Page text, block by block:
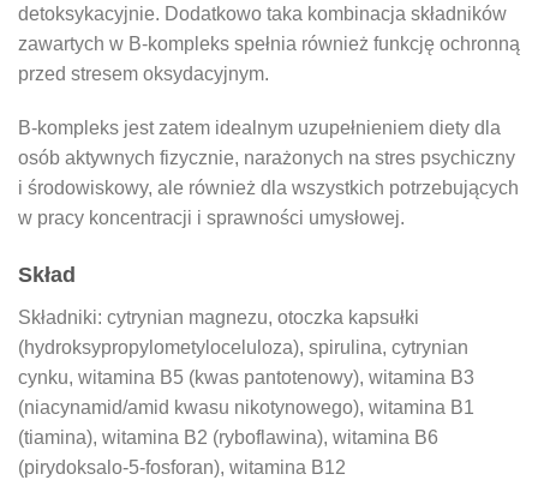
detoksykacyjnie. Dodatkowo taka kombinacja składników
zawartych w B-kompleks spełnia również funkcję ochronną
przed stresem oksydacyjnym.
B-kompleks jest zatem idealnym uzupełnieniem diety dla
osób aktywnych fizycznie, narażonych na stres psychiczny
i środowiskowy, ale również dla wszystkich potrzebujących
w pracy koncentracji i sprawności umysłowej.
Skład
Składniki: cytrynian magnezu, otoczka kapsułki
(hydroksypropylometyloceluloza), spirulina, cytrynian
cynku, witamina B5 (kwas pantotenowy), witamina B3
(niacynamid/amid kwasu nikotynowego), witamina B1
(tiamina), witamina B2 (ryboflawina), witamina B6
(pirydoksalo-5-fosforan), witamina B12